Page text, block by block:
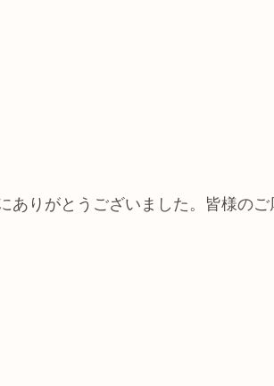
ありがとうございました。皆様のご